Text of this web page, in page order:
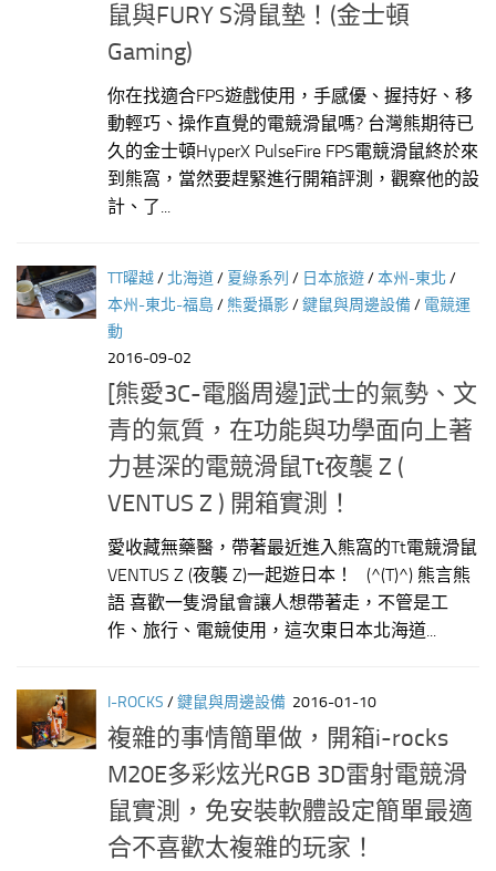
鼠與FURY S滑鼠墊！(金士頓
Gaming)
你在找適合FPS遊戲使用，手感優、握持好、移
動輕巧、操作直覺的電競滑鼠嗎? 台灣熊期待已
久的金士頓HyperX PulseFire FPS電競滑鼠終於來
到熊窩，當然要趕緊進行開箱評測，觀察他的設
計、了...
TT曜越/ 北海道/ 夏綠系列 / 日本旅遊/本州-東北 /
本州-東北-福島/ 熊愛攝影/鍵鼠與周邊設備/ 電競運
動
2016-09-02
[熊愛3C-電腦周邊]武士的氣勢、文
青的氣質，在功能與功學面向上著
力甚深的電競滑鼠Tt夜襲 Z (
VENTUS Z ) 開箱實測！
愛收藏無藥醫，帶著最近進入熊窩的Tt電競滑鼠
VENTUS Z (夜襲 Z)一起遊日本！ (^(T)^) 熊言熊
語 喜歡一隻滑鼠會讓人想帶著走，不管是工
作、旅行、電競使用，這次東日本北海道...
I-ROCKS /鍵鼠與周邊設備 2016-01-10
複雜的事情簡單做，開箱i-rocks
M20E多彩炫光RGB 3D雷射電競滑
鼠實測，免安裝軟體設定簡單最適
合不喜歡太複雜的玩家！